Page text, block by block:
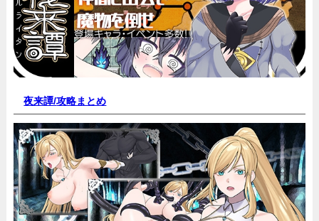
夜来譚/攻略まとめ